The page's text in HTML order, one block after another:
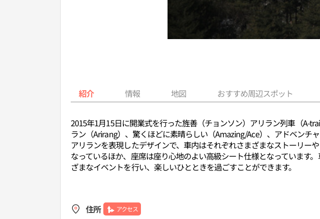
紹介 情報 地図 おすすめ周辺スポット
2015年1月15日に開業式を行った旌善（チョンソン）アリラン列車（A-
ラン（Arirang）、驚くほどに素晴らしい（Amazing/Ace）、アドベン
アリランを表現したデザインで、車内はそれぞれさまざまなストーリー
なっているほか、座席は座り心地のよい高級シート仕様となっています
ざまなイベントを行い、楽しいひとときを過ごすことができます。
住所 アクセス